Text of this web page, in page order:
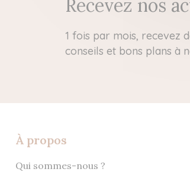
Recevez nos
1 fois par mois, recevez
conseils et bons plans à
À propos
Qui sommes-nous ?